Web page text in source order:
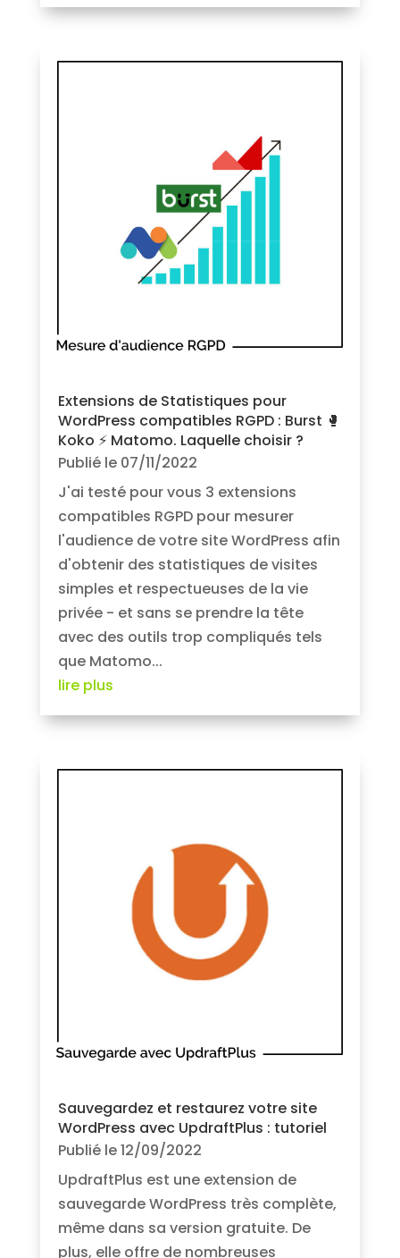
Extensions de Statistiques pour
WordPress compatibles RGPD : Burst 🥊
Koko ⚡️ Matomo. Laquelle choisir ?
Publié le 07/11/2022
J'ai testé pour vous 3 extensions
compatibles RGPD pour mesurer
l'audience de votre site WordPress afin
d'obtenir des statistiques de visites
simples et respectueuses de la vie
privée - et sans se prendre la tête
avec des outils trop compliqués tels
que Matomo...
lire plus
Sauvegardez et restaurez votre site
WordPress avec UpdraftPlus : tutoriel
Publié le 12/09/2022
UpdraftPlus est une extension de
sauvegarde WordPress très complète,
même dans sa version gratuite. De
plus, elle offre de nombreuses